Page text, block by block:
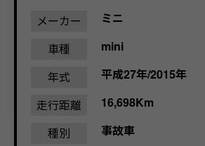
メーカー
ミニ
車種
mini
年式
平成27年/2015年
走行距離
16,698Km
種別
事故車